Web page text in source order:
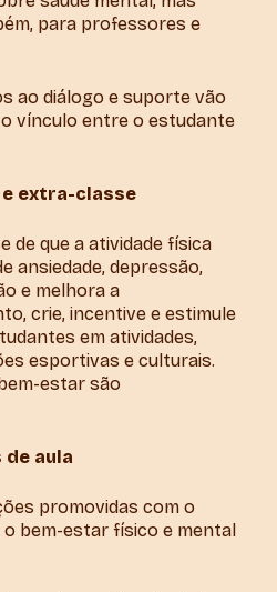
para professores e
ao diálogo e suporte vão
vínculo entre o estudante
extra-classe
de que a atividade física
ansiedade, depressão,
e melhora a
crie, incentive e estimule
em atividades,
esportivas e culturais.
estar são
de aula
promovidas com o
bem-estar físico e mental